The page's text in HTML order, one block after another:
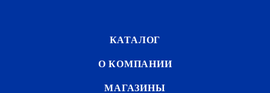
КАТАЛОГ
О КОМПАНИИ
МАГАЗИНЫ